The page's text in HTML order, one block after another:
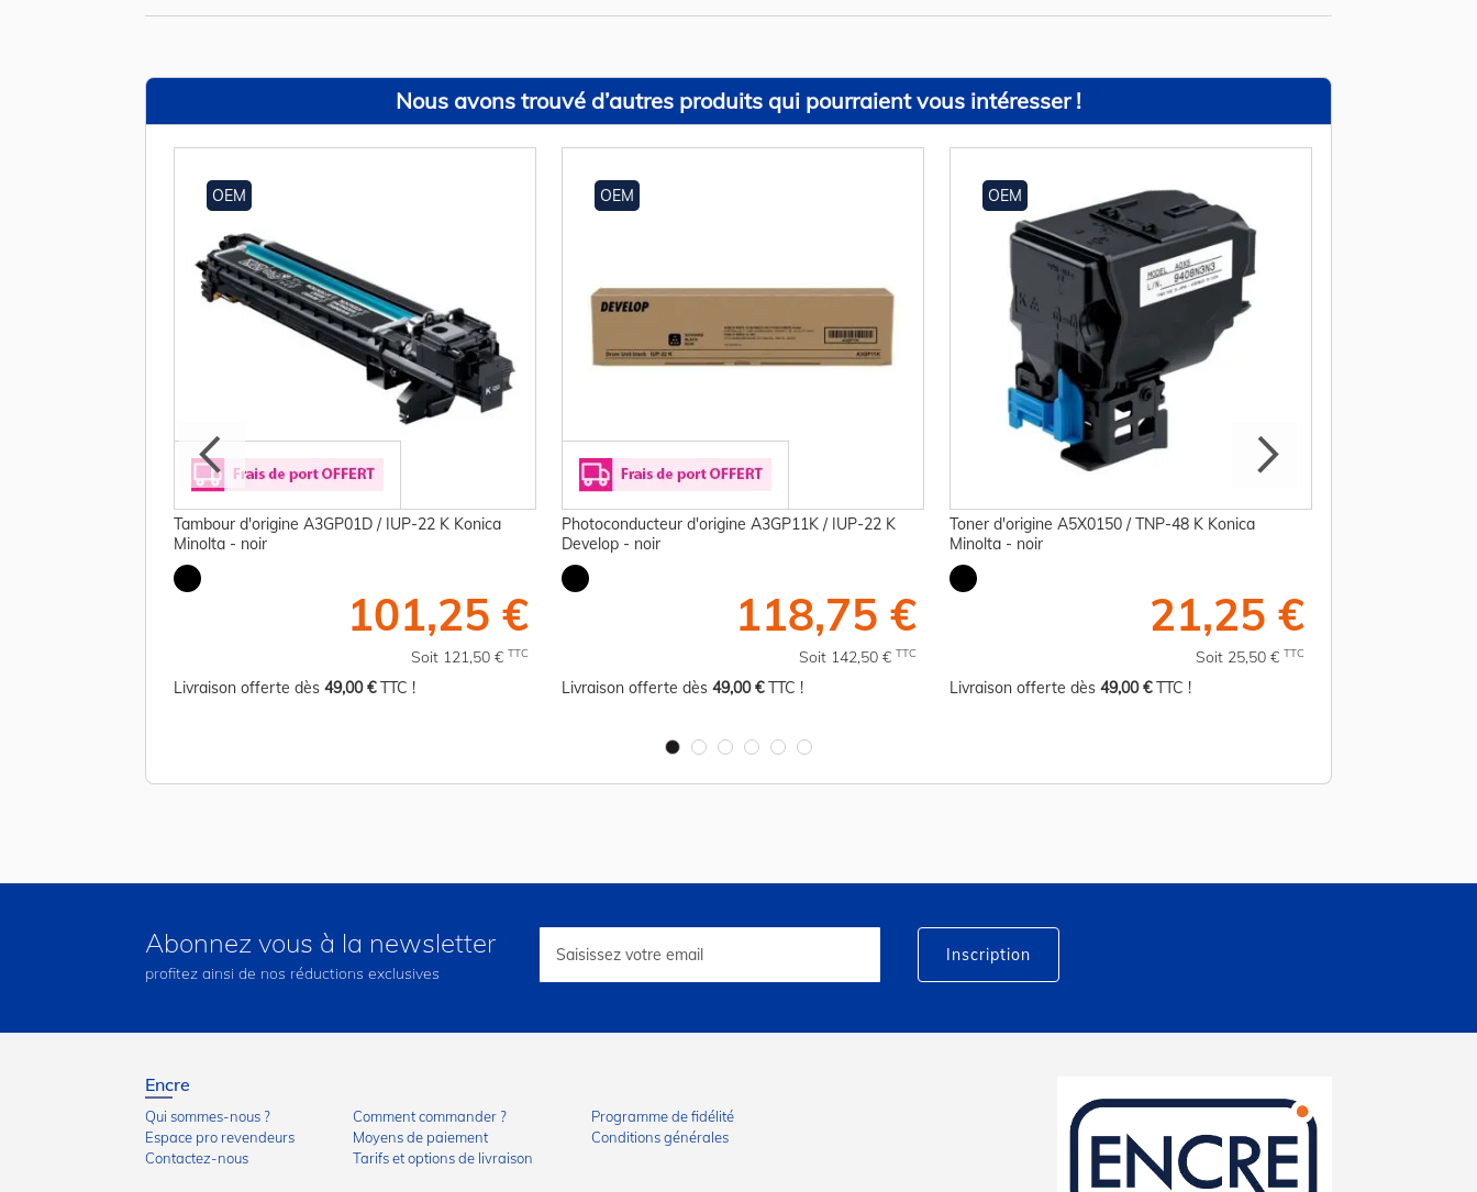
Nous avons trouvé d’autres produits qui pourraient vous intéresser !
OEM
Tambour d'origine A3GP01D / IUP-22 K Konica
Minolta - noir
101,25 €
Soit 121,50 € TTC
Livraison offerte dès 49,00 €TTC !
OEM
Photoconducteur d'origine A3GP11K / IUP-22 K
Develop - noir
118,75 €
Soit 142,50 € TTC
Livraison offerte dès 49,00 €TTC !
OEM
Toner d'origine A5X0150 / TNP-48 K Konica
Minolta - noir
21,25 €
Soit 25,50 € TTC
Livraison offerte dès 49,00 €TTC !
Abonnez vous à la newsletter
profitez ainsi de nos réductions exclusives
lettre
Inscription
Encre
Qui sommes-nous ?
Espace pro revendeurs
Contactez-nous
Comment commander ?
Moyens de paiement
Tarifs et options de livraison
Programme de fidélité
Conditions générales